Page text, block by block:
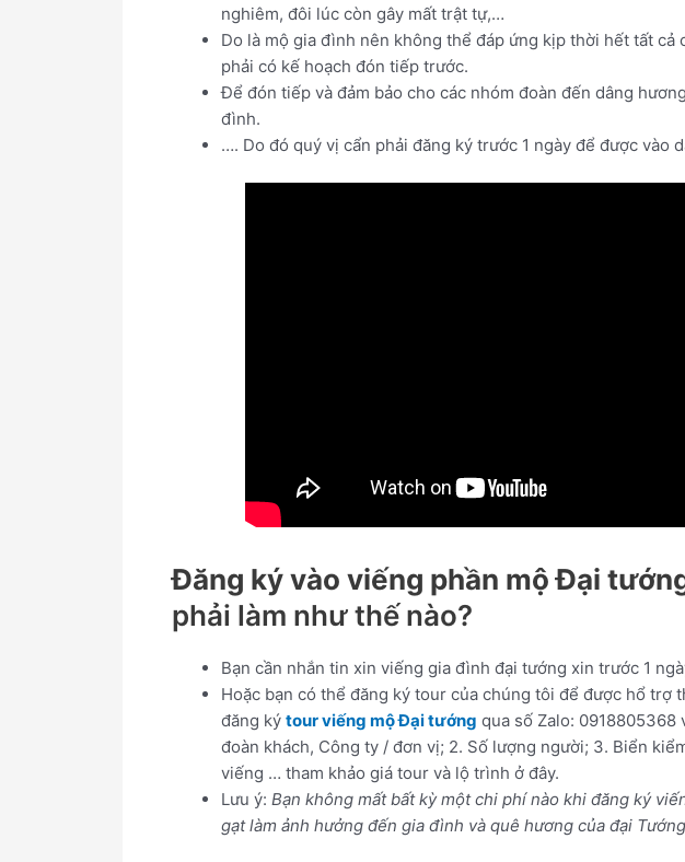
nghiêm, đôi lúc còn gây mất trật tự,…
Do là mộ gia đình nên không thể đáp ứng kịp thời hết tất cả
phải có kế hoạch đón tiếp trước.
Để đón tiếp và đảm bảo cho các nhóm đoàn đến dâng
đình.
…. Do đó quý vị cẩn phải đăng ký trước 1 ngày để được vào
Đăng ký vào viếng phần mộ Đại
phải làm như thế nào?
Bạn cần nhắn tin xin viếng gia đình đại tướng xin trước 1
Hoặc bạn có thể đăng ký tour của chúng tôi để được hổ trợ
đăng ký tour viếng mộ Đại tướng qua số Zalo: 0918805368
đoàn khách, Công ty / đơn vị; 2. Số lượng người; 3. Biển
viếng … tham khảo giá tour và lộ trình ở đây.
Lưu ý: Bạn không mất bất kỳ một chi phí nào khi đăng ký
gạt làm ảnh hưởng đến gia đình và quê hương của đại